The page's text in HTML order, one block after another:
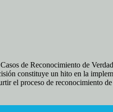
de Reconocimiento de
constituye un hito en la
el proceso de reconocimiento